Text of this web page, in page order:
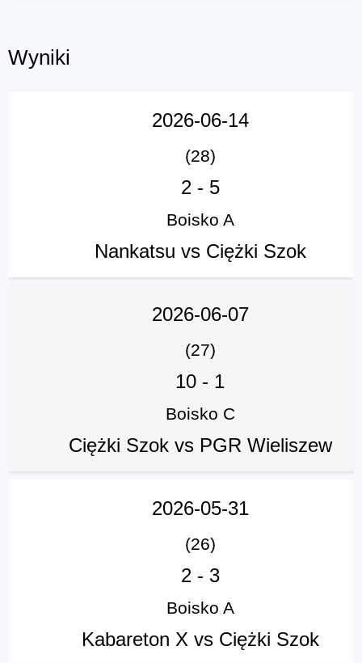
Wyniki
2026-06-14
(28)
2- 5
Boisko A
Nankatsu vs Ciężki Szok
2026-06-07
(27)
10 - 1
Boisko C
Ciężki Szok vs PGR Wieliszew
2026-05-31
(26)
2- 3
Boisko A
Kabareton X vs Ciężki Szok